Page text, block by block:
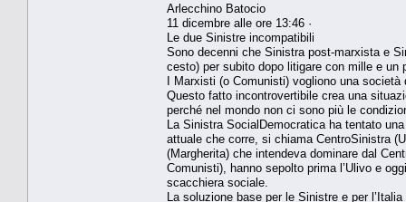
Arlecchino Batocio
11 dicembre alle ore 13:46 ·
Le due Sinistre incompatibili
Sono decenni che Sinistra post-marxista e
cesto) per subito dopo litigare con mille e un
I Marxisti (o Comunisti) vogliono una
Questo fatto incontrovertibile crea una
perché nel mondo non ci sono più le
La Sinistra SocialDemocratica ha tentato
attuale che corre, si chiama CentroSinistra
(Margherita) che intendeva dominare dal
Comunisti), hanno sepolto prima l’Ulivo e
scacchiera sociale.
La soluzione base per le Sinistre e per